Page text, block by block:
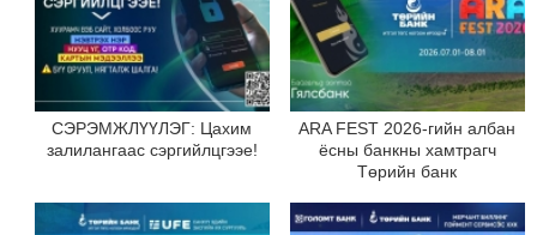
СЭРЭМЖЛҮҮЛЭГ: Цахим
залилангаас сэргийлцгээе!
ARA FEST 2026-гийн албан
ёсны банкны хамтрагч
Төрийн банк